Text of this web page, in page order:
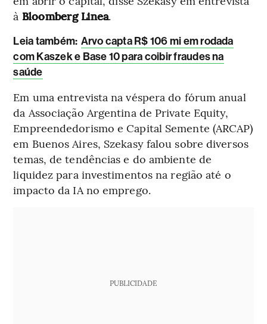
à Bloomberg Linea.
Leia também: Arvo capta R$ 106 mi em rodada
com Kaszek e Base 10 para coibir fraudes na
saúde
Em uma entrevista na véspera do fórum anual
da Associação Argentina de Private Equity,
Empreendedorismo e Capital Semente (ARCAP)
em Buenos Aires, Szekasy falou sobre diversos
temas, de tendências e do ambiente de
liquidez para investimentos na região até o
impacto da IA no emprego.
PUBLICIDADE